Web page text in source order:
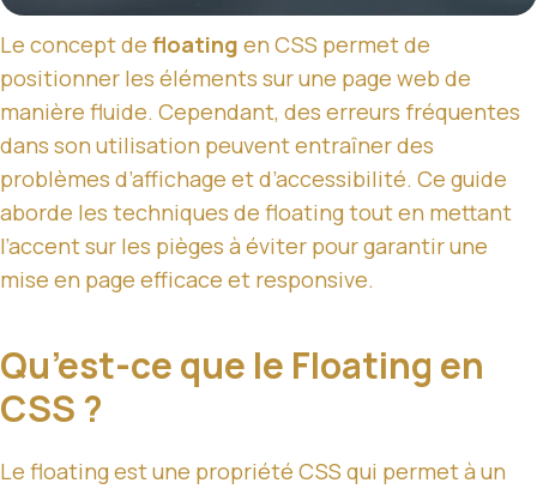
Le concept de floating en CSS permet de
positionner les éléments sur une page web de
manière fluide. Cependant, des erreurs fréquentes
dans son utilisation peuvent entraîner des
problèmes d’affichage et d’accessibilité. Ce guide
aborde les techniques de floating tout en mettant
l’accent sur les pièges à éviter pour garantir une
mise en page efficace et responsive.
Qu’est-ce que le Floating en
CSS ?
Le floating est une propriété CSS qui permet à un